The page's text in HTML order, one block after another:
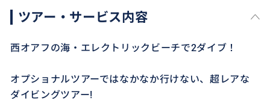
ツアー・サービス内容
西オアフの海・エレクトリックビーチで2ダイブ！
オプショナルツアーではなかなか行けない、超レアな
ダイビングツアー!